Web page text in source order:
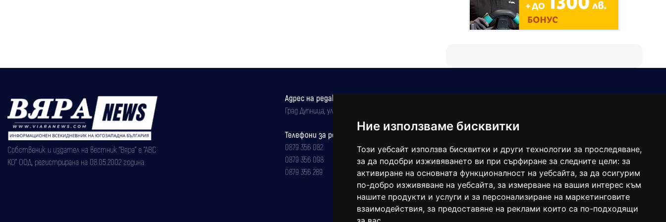
Ние използваме бисквитки
Този уебсайт използва бисквитки и други технологии за проследяване,
за да подобри изживяването ви при сърфиране за следните цели: за
активиране на основната функционалност на уебсайта, за да осигурим
по-добро изживяване на уебсайта, за измерване на вашия интерес към
нашите продукти и услуги и за персонализиране на маркетинговите
взаимодействия, за предоставяне на реклами които са по-подходящи
Собственик и издател на вестник "Вяра" е "АВС
КО" ООД, регистрирана на 08.05.2002 година.
Адрес на редакцията
Град Дупница, ул.''Христо Ботев" 43
Телефони за реклама и абонаменти
0879 356 082
0879 356 098
0879 356 289
balgarkanews@gmail.com